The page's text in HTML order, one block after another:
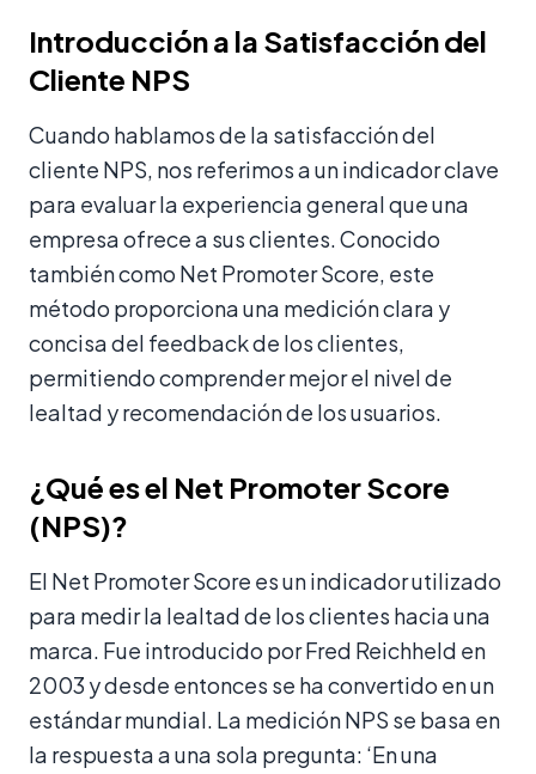
Introducción a la Satisfacción del
Cliente NPS
Cuando hablamos de la satisfacción del
cliente NPS, nos referimos a un indicador clave
para evaluar la experiencia general que una
empresa ofrece a sus clientes. Conocido
también como Net Promoter Score, este
método proporciona una medición clara y
concisa del feedback de los clientes,
permitiendo comprender mejor el nivel de
lealtad y recomendación de los usuarios.
¿Qué es el Net Promoter Score
(NPS)?
El Net Promoter Score es un indicador utilizado
para medir la lealtad de los clientes hacia una
marca. Fue introducido por Fred Reichheld en
2003 y desde entonces se ha convertido en un
estándar mundial. La medición NPS se basa en
la respuesta a una sola pregunta: ‘En una